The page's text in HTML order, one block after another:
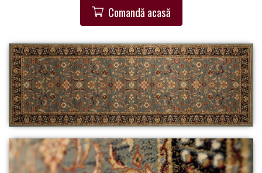
Comandă acasă